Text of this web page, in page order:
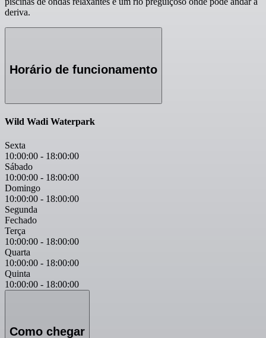
deriva.
Horário de funcionamento
Wild Wadi Waterpark
Sexta
10:00:00 - 18:00:00
Sábado
10:00:00 - 18:00:00
Domingo
10:00:00 - 18:00:00
Segunda
Fechado
Terça
10:00:00 - 18:00:00
Quarta
10:00:00 - 18:00:00
Quinta
10:00:00 - 18:00:00
Como chegar